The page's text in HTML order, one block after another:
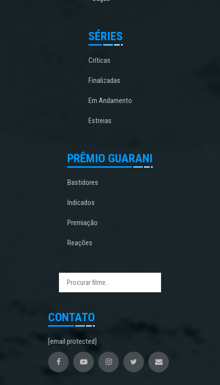
SÉRIES
Críticas
Finalizadas
Em Andamento
Estreias
PRÊMIO GUARANI
Bastidores
Indicados
Premiação
Reações
CONTATO
[email protected]